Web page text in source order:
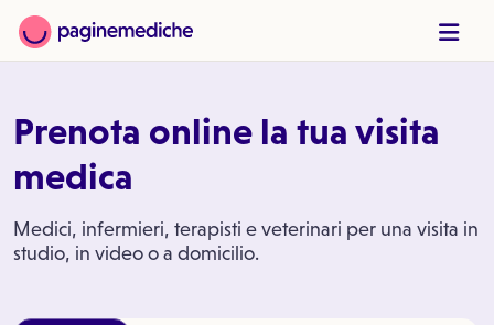
Prenota online la tua visita
medica
Medici, infermieri, terapisti e veterinari per una visita in
studio, in video o a domicilio.